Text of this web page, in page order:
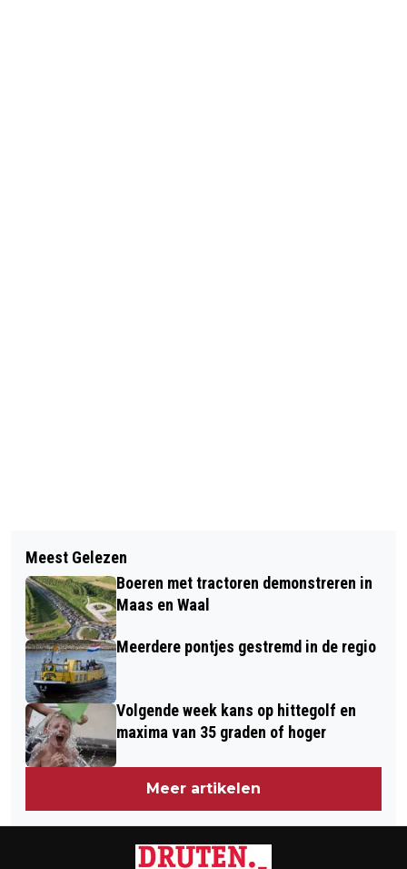
AUTO VLIEGT OVER ROTONDE EN
BELANDT IN SLOOT IN MAASBOMMEL,
ÉÉN ZWAARGEWONDE
DIO’30 WINT VERDIEND VAN TAAI FC
KUNDE
Meest Gelezen
Boeren met tractoren demonstreren in
Maas en Waal
Meerdere pontjes gestremd in de regio
Volgende week kans op hittegolf en
maxima van 35 graden of hoger
Meer artikelen